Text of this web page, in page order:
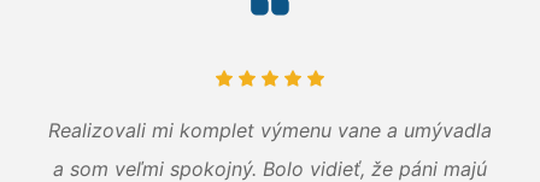
Realizovali mi komplet výmenu vane a umývadla
a som veľmi spokojný. Bolo vidieť, že páni majú